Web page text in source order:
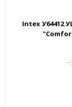
Intex У64412